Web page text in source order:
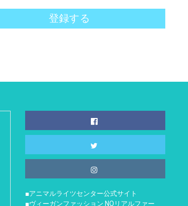
登録する
■アニマルライツセンター公式サイト
■ヴィーガンファッション NOリアルファー